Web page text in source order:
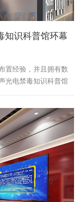
知识科普馆环幕
置经验，并且拥有数
光电禁毒知识科普馆
的基础上，打造出具